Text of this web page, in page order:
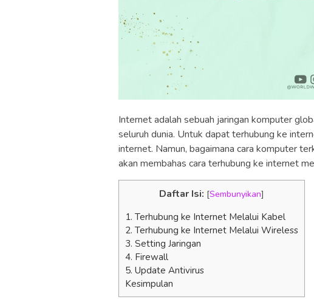
Internet adalah sebuah jaringan komputer
seluruh dunia. Untuk dapat terhubung ke
internet. Namun, bagaimana cara komputer
akan membahas cara terhubung ke internet
Daftar Isi: [Sembunyikan]
1. Terhubung ke Internet Melalui Kabel
2. Terhubung ke Internet Melalui Wireless
3. Setting Jaringan
4. Firewall
5. Update Antivirus
Kesimpulan